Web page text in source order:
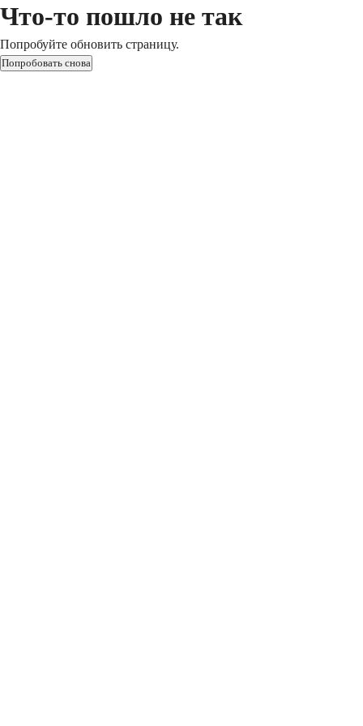
Что-то пошло не так
Попробуйте обновить страницу.
Попробовать снова